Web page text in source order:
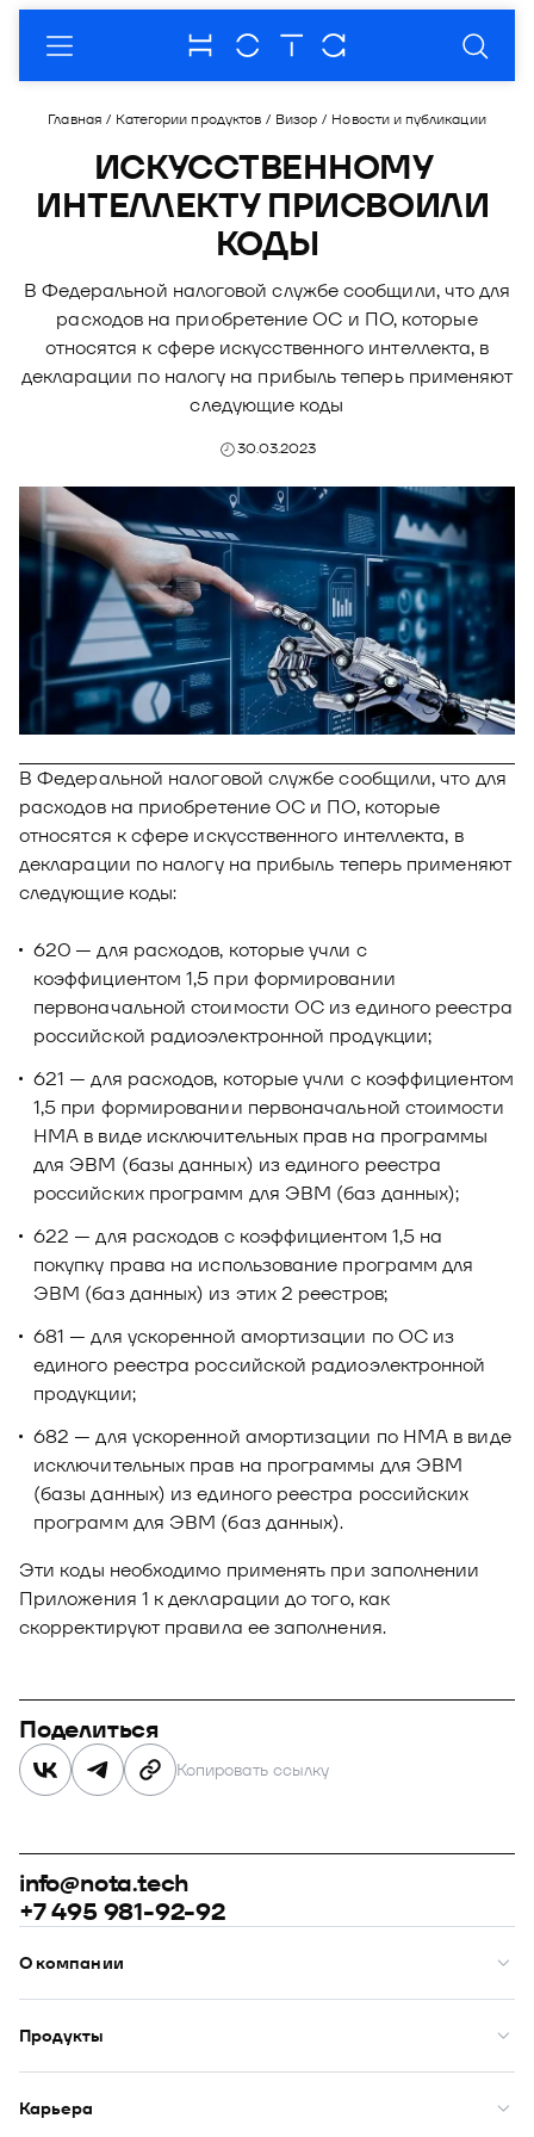
Комплаенc
Рейтинги
Премии
Закупки
Продукты
Модус - платформа для автоматизации
Модус.Маркетинг
Модус.Контактный центр
информационной безопасности
Купол. Документы
Купол. Контейнеры
Сфера - готовые решения для автоматизации
разработки ПО
О Продукте
Новости
Видео и аудио
Документы
DION - платформа корпоративных
коммуникаций
Юнион - решение для автоматизации
рекрутмента
О решении
Кейсы клиентов
Новости и публикации
Пилотный проект
Документы
Оазис - платформа для автоматизации
управления рисками
Партнеры
Партнерская программа
Стать партнером
Документы
Новости
Публикации
Пресс-кит
Мероприятия
Отрасли
Главная / Категории продуктов / Визор / Новости и публикации
ИСКУССТВЕННОМУ
ИНТЕЛЛЕКТУ ПРИСВОИЛИ
КОДЫ
В Федеральной налоговой службе сообщили, что для
расходов на приобретение ОС и ПО, которые
относятся к сфере искусственного интеллекта, в
декларации по налогу на прибыль теперь применяют
следующие коды
30.03.2023
В Федеральной налоговой службе сообщили, что для
расходов на приобретение ОС и ПО, которые
относятся к сфере искусственного интеллекта, в
декларации по налогу на прибыль теперь применяют
следующие коды:
620 — для расходов, которые учли с
коэффициентом 1,5 при формировании
первоначальной стоимости ОС из единого реестра
российской радиоэлектронной продукции;
621 — для расходов, которые учли с коэффициентом
1,5 при формировании первоначальной стоимости
НМА в виде исключительных прав на программы
для ЭВМ (базы данных) из единого реестра
российских программ для ЭВМ (баз данных);
622 — для расходов с коэффициентом 1,5 на
покупку права на использование программ для
ЭВМ (баз данных) из этих 2 реестров;
681 — для ускоренной амортизации по ОС из
единого реестра российской радиоэлектронной
продукции;
682 — для ускоренной амортизации по НМА в виде
исключительных прав на программы для ЭВМ
(базы данных) из единого реестра российских
программ для ЭВМ (баз данных).
Эти коды необходимо применять при заполнении
Приложения 1 к декларации до того, как
скорректируют правила ее заполнения.
Поделиться
Копировать ссылку
info@nota.tech
+7 495 981-92-92
О компании
О нас
Премии
Рейтинги
Кейсы
Закупки
Продукты
Модус
Купол
Сфера
Карьера